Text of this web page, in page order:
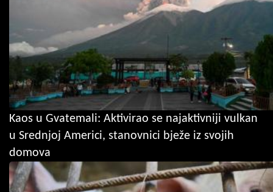
Kaos u Gvatemali: Aktivirao se najaktivniji vulkan
u Srednjoj Americi, stanovnici bježe iz svojih
domova